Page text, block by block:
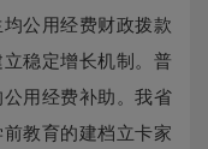
公用经费财政拨款
稳定增长机制。普
用经费补助。我省
教育的建档立卡家